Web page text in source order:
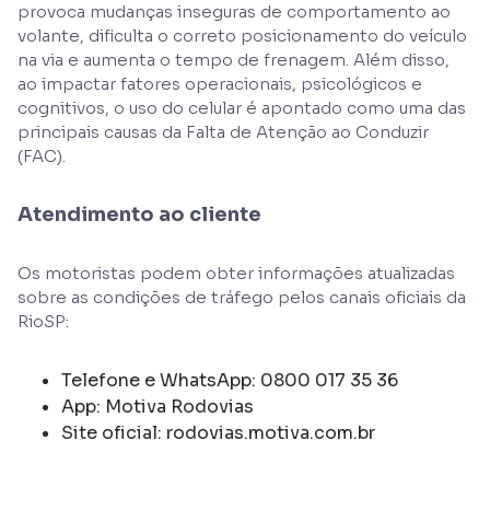
provoca mudanças inseguras de comportamento ao
volante, dificulta o correto posicionamento do veículo
na via e aumenta o tempo de frenagem. Além disso,
ao impactar fatores operacionais, psicológicos e
cognitivos, o uso do celular é apontado como uma das
principais causas da Falta de Atenção ao Conduzir
(FAC).
Atendimento ao cliente
Os motoristas podem obter informações atualizadas
sobre as condições de tráfego pelos canais oficiais da
RioSP:
Telefone e WhatsApp: 0800 017 35 36
App: Motiva Rodovias
Site oficial: rodovias.motiva.com.br